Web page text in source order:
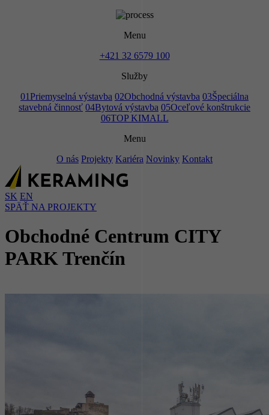
Menu
+421 32 6579 100
Služby
01Priemyselná výstavba 02Obchodná výstavba 03Špeciálna
stavebná činnosť 04Bytová výstavba 05Oceľové konštrukcie
06TOP KIMALL
Menu
O nás Projekty Kariéra Novinky Kontakt
SK EN
SPÄŤ NA PROJEKTY
Obchodné Centrum CITY
PARK Trenčín